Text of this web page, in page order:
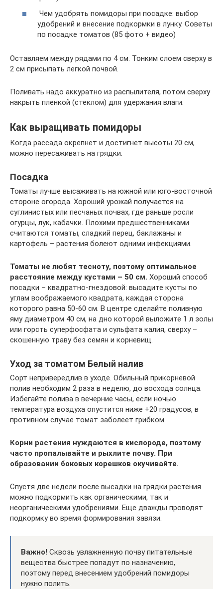
Чем удобрять помидоры при посадке: выбор
удобрений и внесение подкормки в лунку. Советы
по посадке томатов (85 фото + видео)
Оставляем между рядами по 4 см. Тонким слоем сверху в
2 см присыпать легкой почвой.
Поливать надо аккуратно из распылителя, потом сверху
накрыть пленкой (стеклом) для удержания влаги.
Как выращивать помидоры
Когда рассада окрепнет и достигнет высоты 20 см,
можно пересаживать на грядки.
Посадка
Томаты лучше высаживать на южной или юго-восточной
стороне огорода. Хороший урожай получается на
суглинистых или песчаных почвах, где раньше росли
огурцы, лук, кабачки. Плохими предшественниками
считаются томаты, сладкий перец, баклажаны и
картофель – растения болеют одними инфекциями.
Томаты не любят тесноту, поэтому оптимальное
расстояние между кустами – 50 см. Хороший способ
посадки – квадратно-гнездовой: высадите кусты по
углам воображаемого квадрата, каждая сторона
которого равна 50-60 см. В центре сделайте поливную
яму диаметром 40 см, на дно которой выложите 1 л золы
или горсть суперфосфата и сульфата калия, сверху –
скошенную траву без семян и корневищ.
Уход за томатом Белый налив
Сорт непривередлив в уходе. Обильный прикорневой
полив необходим 2 раза в неделю, до восхода солнца.
Избегайте полива в вечерние часы, если ночью
температура воздуха опустится ниже +20 градусов, в
противном случае томат заболеет грибком.
Корни растения нуждаются в кислороде, поэтому
часто пропалывайте и рыхлите почву. При
образовании боковых корешков окучивайте.
Спустя две недели после высадки на грядки растения
можно подкормить как органическими, так и
неорганическими удобрениями. Еще дважды проводят
подкормку во время формирования завязи.
Важно! Сквозь увлажненную почву питательные
вещества быстрее попадут по назначению,
поэтому перед внесением удобрений помидоры
нужно полить.